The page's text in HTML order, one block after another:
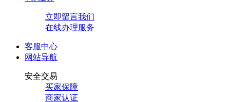
立即留言我们
在线办理服务
客服中心
网站导航
安全交易
买家保障
商家认证